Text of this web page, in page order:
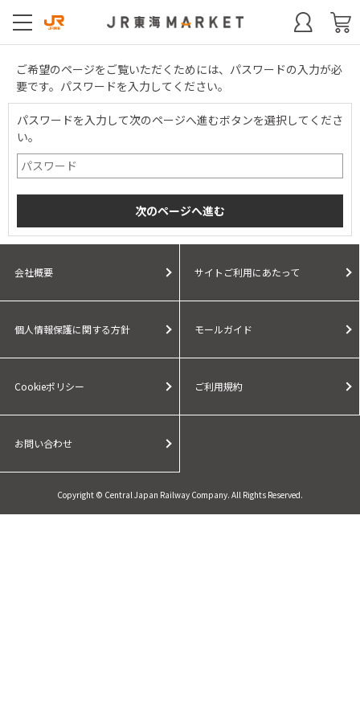
ご希望のページをご覧いただくためには、パスワードの入力が必
要です。パスワードを入力してください。
パスワードを入力して次のページへ進むボタンを選択してくださ
い。
会社概要 サイトご利用にあたって
個人情報保護に関する方針 モールガイド
Cookieポリシー ご利用規約
お問い合わせ
Copyright © Central Japan Railway Company. All Rights Reserved.